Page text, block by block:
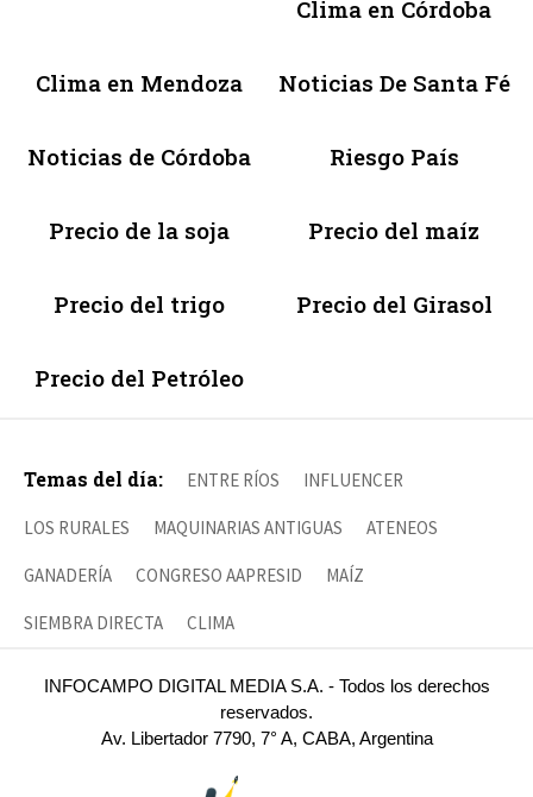
Clima en Córdoba
Clima en Mendoza Noticias De Santa Fé
Noticias de Córdoba Riesgo País
Precio de la soja Precio del maíz
Precio del trigo Precio del Girasol
Precio del Petróleo
Temas del día: ENTRE RÍOS INFLUENCER
LOS RURALES MAQUINARIAS ANTIGUAS ATENEOS
GANADERÍA CONGRESO AAPRESID MAÍZ
SIEMBRA DIRECTA CLIMA
INFOCAMPO DIGITAL MEDIA S.A. - Todos los derechos
reservados.
Av. Libertador 7790, 7° A, CABA, Argentina